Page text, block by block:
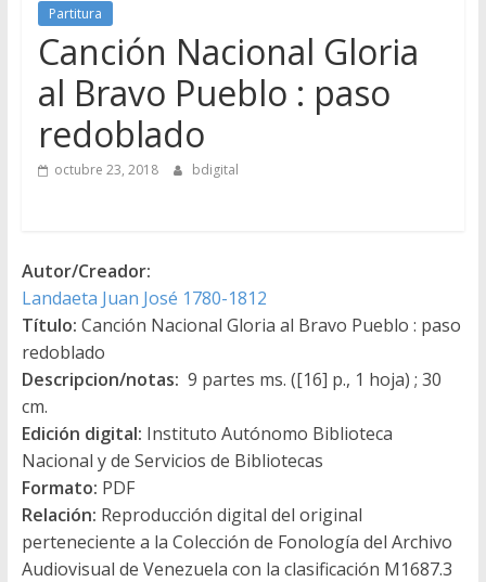
Partitura
Canción Nacional Gloria
al Bravo Pueblo : paso
redoblado
octubre 23, 2018 bdigital
Autor/Creador:
Landaeta Juan José 1780-1812
Título: Canción Nacional Gloria al Bravo Pueblo : paso
redoblado
Descripcion/notas: 9 partes ms. ([16] p., 1 hoja) ; 30
cm.
Edición digital: Instituto Autónomo Biblioteca
Nacional y de Servicios de Bibliotecas
Formato: PDF
Relación: Reproducción digital del original
perteneciente a la Colección de Fonología del Archivo
Audiovisual de Venezuela con la clasificación M1687.3